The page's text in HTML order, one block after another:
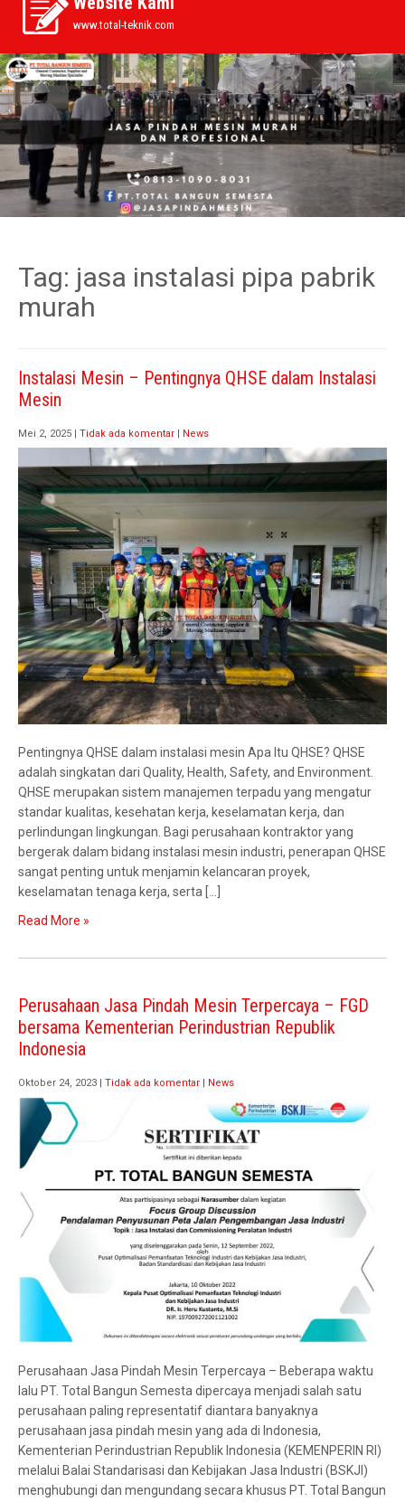
www.total-teknik.com
Tag: jasa instalasi pipa pabrik
murah
Instalasi Mesin – Pentingnya QHSE dalam Instalasi
Mesin
Mei 2, 2025 Tidak ada komentar News
Pentingnya QHSE dalam instalasi mesin Apa Itu QHSE? QHSE
adalah singkatan dari Quality, Health, Safety, and Environment.
QHSE merupakan sistem manajemen terpadu yang mengatur
standar kualitas, kesehatan kerja, keselamatan kerja, dan
perlindungan lingkungan. Bagi perusahaan kontraktor yang
bergerak dalam bidang instalasi mesin industri, penerapan QHSE
sangat penting untuk menjamin kelancaran proyek,
keselamatan tenaga kerja, serta […]
Read More »
Perusahaan Jasa Pindah Mesin Terpercaya – FGD
bersama Kementerian Perindustrian Republik
Indonesia
Oktober 24, 2023 Tidak ada komentar News
Perusahaan Jasa Pindah Mesin Terpercaya – Beberapa waktu
lalu PT. Total Bangun Semesta dipercaya menjadi salah satu
perusahaan paling representatif diantara banyaknya
perusahaan jasa pindah mesin yang ada di Indonesia,
Kementerian Perindustrian Republik Indonesia (KEMENPERIN RI)
melalui Balai Standarisasi dan Kebijakan Jasa Industri (BSKJI)
menghubungi dan mengundang secara khusus PT. Total Bangun